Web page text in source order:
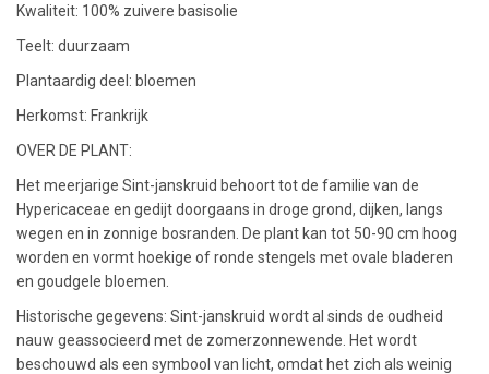
Kwaliteit: 100% zuivere basisolie
Teelt: duurzaam
Plantaardig deel: bloemen
Herkomst: Frankrijk
OVER DE PLANT:
Het meerjarige Sint-janskruid behoort tot de familie van de
Hypericaceae en gedijt doorgaans in droge grond, dijken, langs
wegen en in zonnige bosranden. De plant kan tot 50-90 cm hoog
worden en vormt hoekige of ronde stengels met ovale bladeren
en goudgele bloemen.
Historische gegevens: Sint-janskruid wordt al sinds de oudheid
nauw geassocieerd met de zomerzonnewende. Het wordt
beschouwd als een symbool van licht, omdat het zich als weinig